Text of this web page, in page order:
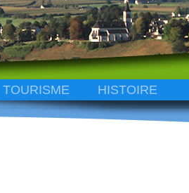
TOURISME HISTOIRE